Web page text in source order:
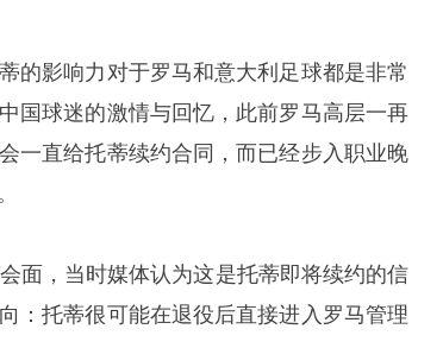
的影响力对于罗马和意大利足球都是非常
国球迷的激情与回忆，此前罗马高层一再
一直给托蒂续约合同，而已经步入职业晚
面，当时媒体认为这是托蒂即将续约的信
：托蒂很可能在退役后直接进入罗马管理